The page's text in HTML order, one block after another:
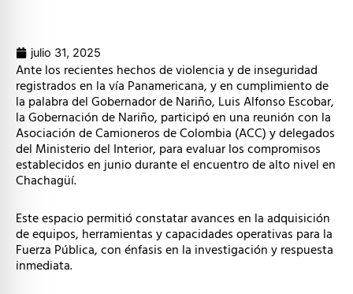
julio 31, 2025
Ante los recientes hechos de violencia y de inseguridad
registrados en la vía Panamericana, y en cumplimiento de
la palabra del Gobernador de Nariño, Luis Alfonso Escobar,
la Gobernación de Nariño, participó en una reunión con la
Asociación de Camioneros de Colombia (ACC) y delegados
del Ministerio del Interior, para evaluar los compromisos
establecidos en junio durante el encuentro de alto nivel en
Chachagüí.
Este espacio permitió constatar avances en la adquisición
de equipos, herramientas y capacidades operativas para la
Fuerza Pública, con énfasis en la investigación y respuesta
inmediata.